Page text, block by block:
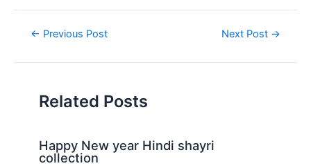
Post← Previous Post Next Post →
Related Posts
Happy New year Hindi shayri
collection